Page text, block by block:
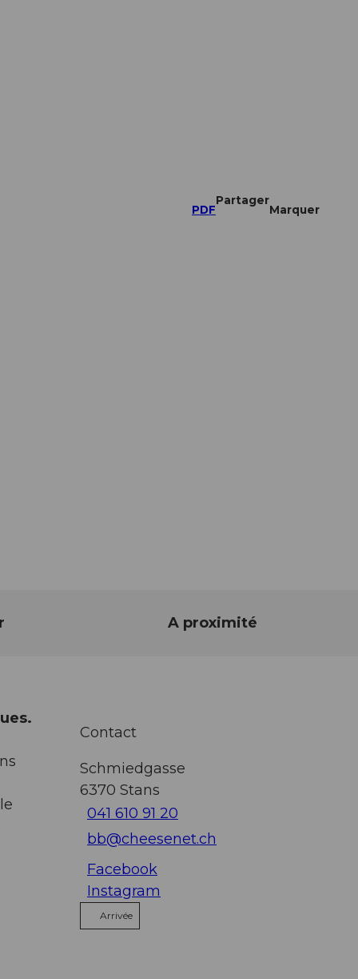
PDF
Partager
Marquer
A proximité
Contact
Schmiedgasse
6370 Stans
041 610 91 20
bb@cheesenet.ch
Facebook
Instagram
Arrivée